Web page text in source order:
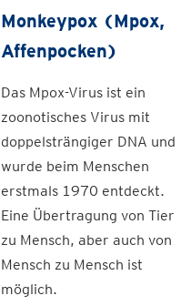
Monkeypox (Mpox,
Affenpocken)
Das Mpox-Virus ist ein
zoonotisches Virus mit
doppelsträngiger DNA und
wurde beim Menschen
erstmals 1970 entdeckt.
Eine Übertragung von Tier
zu Mensch, aber auch von
Mensch zu Mensch ist
möglich.